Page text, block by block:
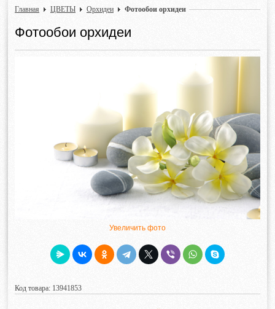
Главная ЦВЕТЫ Орхидеи Фотообои орхидеи
Фотообои орхидеи
Увеличить фото
Код товара: 13941853